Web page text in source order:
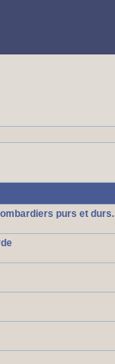
purs et durs.